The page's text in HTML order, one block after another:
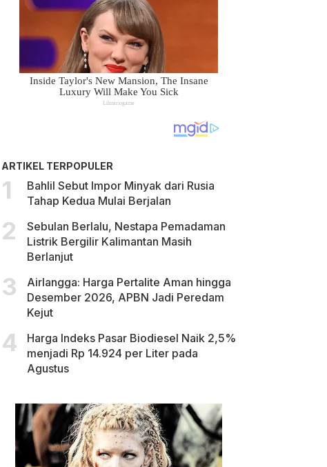
ARTIKEL TERPOPULER
Bahlil Sebut Impor Minyak dari Rusia
Tahap Kedua Mulai Berjalan
Sebulan Berlalu, Nestapa Pemadaman
Listrik Bergilir Kalimantan Masih
Berlanjut
Airlangga: Harga Pertalite Aman hingga
Desember 2026, APBN Jadi Peredam
Kejut
Harga Indeks Pasar Biodiesel Naik 2,5%
menjadi Rp 14.924 per Liter pada
Agustus